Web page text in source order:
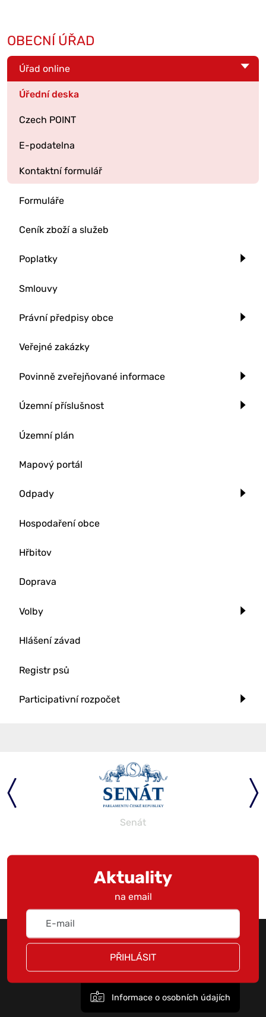
OBECNÍ ÚŘAD
Úřad online
Úřední deska
Czech POINT
E-podatelna
Kontaktní formulář
Formuláře
Ceník zboží a služeb
Poplatky
Smlouvy
Právní předpisy obce
Veřejné zakázky
Povinně zveřejňované informace
Územní příslušnost
Územní plán
Mapový portál
Odpady
Hospodaření obce
Hřbitov
Doprava
Volby
Hlášení závad
Registr psů
Participativní rozpočet
Senát
Aktuality
na email
PŘIHLÁSIT
Informace o osobních údajích